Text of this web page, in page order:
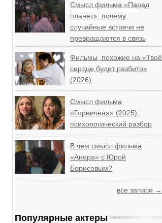
Смысл фильма «Парад
планет»: почему
случайные встречи не
превращаются в связь
Фильмы, похожие на «Твоё
сердце будет разбито»
(2026)
Смысл фильма
«Горничная» (2025):
психологический разбор
В чем смысл фильма
«Анора» с Юрой
Борисовым?
все записи →
Популярные актеры